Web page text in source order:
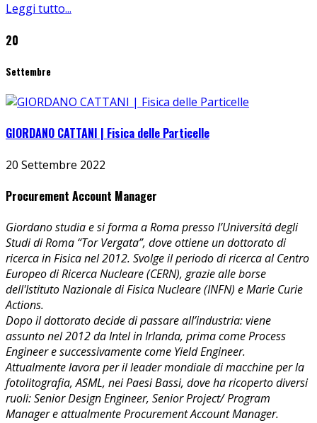
Leggi tutto...
20
Settembre
GIORDANO CATTANI | Fisica delle Particelle
20 Settembre 2022
Procurement Account Manager
Giordano studia e si forma a Roma presso l’Universitá degli
Studi di Roma “Tor Vergata”, dove ottiene un dottorato di
ricerca in Fisica nel 2012. Svolge il periodo di ricerca al Centro
Europeo di Ricerca Nucleare (CERN), grazie alle borse
dell'Istituto Nazionale di Fisica Nucleare (INFN) e Marie Curie
Actions.
Dopo il dottorato decide di passare all’industria: viene
assunto nel 2012 da Intel in Irlanda, prima come Process
Engineer e successivamente come Yield Engineer.
Attualmente lavora per il leader mondiale di macchine per la
fotolitografia, ASML, nei Paesi Bassi, dove ha ricoperto diversi
ruoli: Senior Design Engineer, Senior Project/ Program
Manager e attualmente Procurement Account Manager.